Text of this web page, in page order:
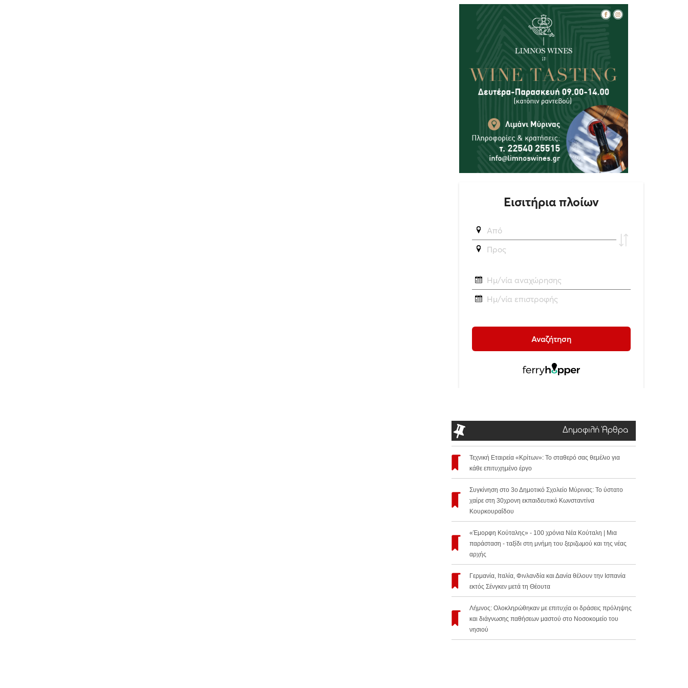
Δημοφιλή Άρθρα
Τεχνική Εταιρεία «Κρίτων»: Το σταθερό σας θεμέλιο για
κάθε επιτυχημένο έργο
Συγκίνηση στο 3ο Δημοτικό Σχολείο Μύρινας: Το ύστατο
χαίρε στη 30χρονη εκπαιδευτικό Κωνσταντίνα
Κουρκουραΐδου
«Έμορφη Κούταλης» - 100 χρόνια Νέα Κούταλη | Μια
παράσταση - ταξίδι στη μνήμη του ξεριζωμού και της νέας
αρχής
Γερμανία, Ιταλία, Φινλανδία και Δανία θέλουν την Ισπανία
εκτός Σένγκεν μετά τη Θέουτα
Λήμνος: Ολοκληρώθηκαν με επιτυχία οι δράσεις πρόληψης
και διάγνωσης παθήσεων μαστού στο Νοσοκομείο του
νησιού